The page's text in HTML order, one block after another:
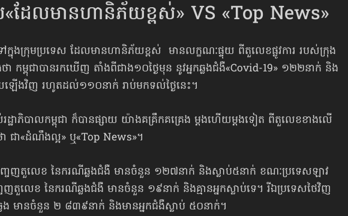
«ដែល​មាន​ហានិភ័យ​ខ្ពស់» VS «Top News»
ៅក្នុងក្រុមប្រទេស ដែលមានហានិភ័យខ្ពស់ មានលក្ខណៈផ្ទុយ ពីតួលេខផ្លូវការ របស់ក្រុង
ា កម្ពុជាបានរកឃើញ តាំងពីជាង១០ថ្ងៃមុន នូវអ្នកឆ្លងជំងឺ​«Covid-19»​ ១២២នាក់ និង
ឡើងវិញ រហូតដល់​១១០នាក់ រាប់មកទល់ថ្ងៃនេះ។
ឋាភិបាលកម្ពុជា ក៏បានផ្សាយ យ៉ាងគគ្រឹកគគ្រេង ម្ដងហើយម្ដងទៀត ពីតួលេខខាងលើ
ជា«ដំណឹងល្អ» ឬ«Top News»។
ចេញតួលេខ នៃករណីឆ្លងជំងឺ មានចំនួន ១២៧នាក់ និងស្លាប់​៥នាក់ ខណៈប្រទេសឡាវ
ញតួលេខ នៃករណីឆ្លងជំងឺ មានចំនួន ១៩នាក់ និងគ្មានអ្នកស្លាប់ទេ។ រីឯប្រទេសថៃវិញ
មានចំនួន ២ ៨៣៩នាក់ និងមានអ្នកជំងឺស្លាប់ ៥០នាក់។